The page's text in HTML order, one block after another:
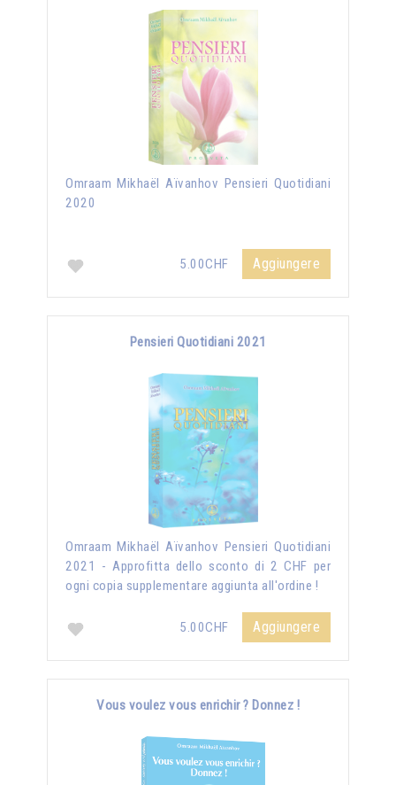
Omraam Mikhaël Aïvanhov Pensieri Quotidiani
2020
5.00CHF Aggiungere
Pensieri Quotidiani 2021
Omraam Mikhaël Aïvanhov Pensieri Quotidiani
2021 - Approfitta dello sconto di 2 CHF per
ogni copia supplementare aggiunta all'ordine !
5.00CHF Aggiungere
Vous voulez vous enrichir ? Donnez !